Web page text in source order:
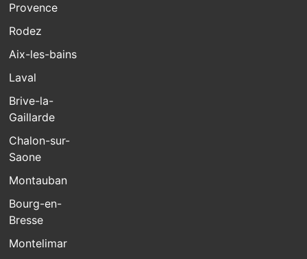
Provence
Rodez
Aix-les-bains
Laval
Brive-la-
Gaillarde
Chalon-sur-
Saone
Montauban
Bourg-en-
Bresse
Montelimar